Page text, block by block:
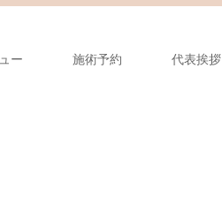
ー 施術予約 代表挨拶